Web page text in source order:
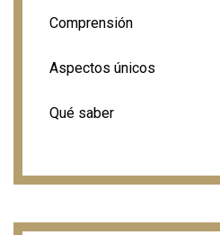
Comprensión
Aspectos únicos
Qué saber